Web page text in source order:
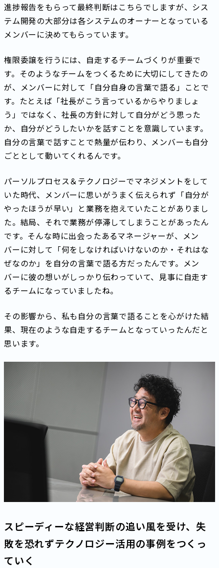
進捗報告をもらって最終判断はこちらでしますが、シス
テム開発の大部分は各システムのオーナーとなっている
メンバーに決めてもらっています。
権限委譲を行うには、自走するチームづくりが重要で
す。そのようなチームをつくるために大切にしてきたの
が、メンバーに対して「自分自身の言葉で語る」ことで
す。たとえば「社長がこう言っているからやりましょ
う」ではなく、社長の方針に対して自分がどう思った
か、自分がどうしたいかを話すことを意識しています。
自分の言葉で話すことで熱量が伝わり、メンバーも自分
ごととして動いてくれるんです。
パーソルプロセス＆テクノロジーでマネジメントをして
いた時代、メンバーに思いがうまく伝えられず「自分が
やったほうが早い」と業務を抱えていたことがありまし
た。結局、それで業務が停滞してしまうことがあったん
です。そんな時に出会ったあるマネージャーが、メン
バーに対して「何をしなければいけないのか・それはな
ぜなのか」を自分の言葉で語る方だったんです。メン
バーに彼の想いがしっかり伝わっていて、見事に自走す
るチームになっていましたね。
その影響から、私も自分の言葉で語ることを心がけた結
果、現在のような自走するチームとなっていったんだと
思います。
スピーディーな経営判断の追い風を受け、失
敗を恐れずテクノロジー活用の事例をつくっ
ていく